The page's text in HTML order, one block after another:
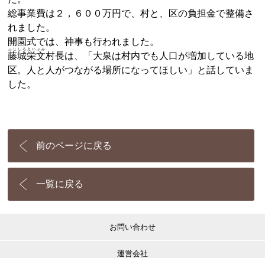
総事業費は２，６００万円で、村と、区の負担金で整備さ
れました。
開園式では、神事も行われました。
藤城
ふじしろ
栄
えい
文
ぶみ
村長は、「大泉は村内でも人口が増加している地
区。人と人がつながる場所になってほしい」と話していま
した。
前のページに戻る
一覧に戻る
お問い合わせ
運営会社